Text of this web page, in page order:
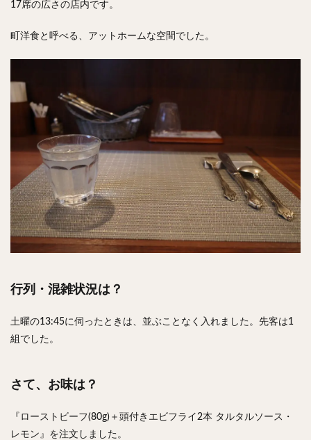
17席の広さの店内です。
町洋食と呼べる、アットホームな空間でした。
行列・混雑状況は？
土曜の13:45に伺ったときは、並ぶことなく入れました。先客は1
組でした。
さて、お味は？
『ローストビーフ(80g)＋頭付きエビフライ2本 タルタルソース・
レモン』を注文しました。